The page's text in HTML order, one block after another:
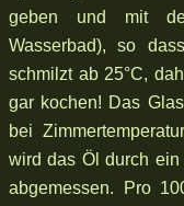
geben und mit
Wasserbad), so
schmilzt ab 25°C,
gar kochen! Das
bei
wird das Öl durch
abgemessen. Pro